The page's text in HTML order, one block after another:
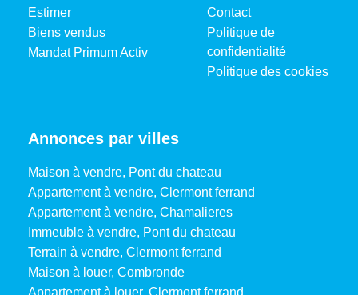
Estimer
Biens vendus
Mandat Primum Activ
Contact
Politique de
confidentialité
Politique des cookies
Annonces par villes
Maison à vendre, Pont du chateau
Appartement à vendre, Clermont ferrand
Appartement à vendre, Chamalieres
Immeuble à vendre, Pont du chateau
Terrain à vendre, Clermont ferrand
Maison à louer, Combronde
Appartement à louer, Clermont ferrand